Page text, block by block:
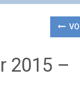
2015 –